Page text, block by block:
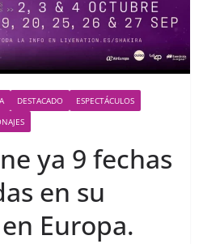
DESTACADO
ESPECTÁCULOS
ya 9 fechas
en su
Europa.